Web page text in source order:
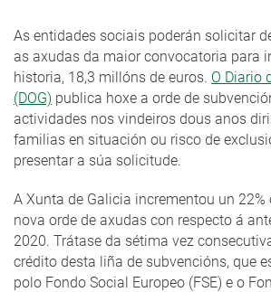
As entidades sociais poderán solicitar
as axudas da maior convocatoria para
historia, 18,3 millóns de euros. O Diario
(DOG) publica hoxe a orde de
actividades nos vindeiros dous anos
familias en situación ou risco de
presentar a súa solicitude.
A Xunta de Galicia incrementou un
nova orde de axudas con respecto á
2020. Trátase da sétima vez
crédito desta liña de subvencións, que
polo Fondo Social Europeo (FSE) e o